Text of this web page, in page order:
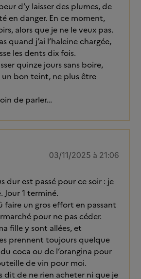
d’y laisser des plumes, de
en danger. En ce moment,
alors que je ne le veux pas.
quand j’ai l’haleine chargée,
les dents dix fois.
quinze jours sans boire,
bon teint, ne plus être
de parler...
03/11/2025 à 21:06
dur est passé pour ce soir : je
Jour 1 terminé.
faire un gros effort en passant
pour ne pas céder.
fille y sont allées, et
prennent toujours quelque
coca ou de l’orangina pour
de vin pour moi.
dit de ne rien acheter ni que je